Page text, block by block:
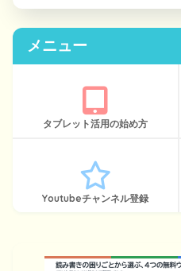
メニュー
タブレット活用の始め方
Youtubeチャンネル登録